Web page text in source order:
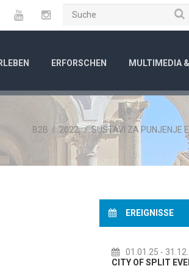
TwitterYouTubeInstagram
ERFORSCHEN MULTIMEDIA
B2B /2022./SUSTAVI ZA PUNJENJE
EREIGNISSE
01.01.25 -
CITY OF SPLIT